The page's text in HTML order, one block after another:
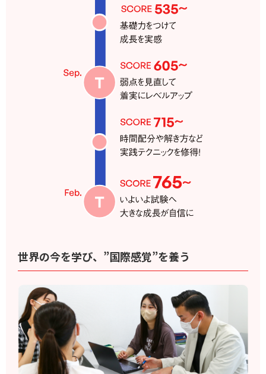
世界の今を学び、”国際感覚”を養う